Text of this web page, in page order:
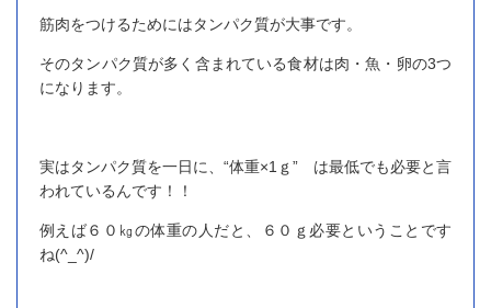
筋肉をつけるためにはタンパク質が大事です。
そのタンパク質が多く含まれている食材は肉・魚・卵の3つ
になります。
実はタンパク質を一日に、“体重×1ｇ” は最低でも必要と言
われているんです！！
例えば６０㎏の体重の人だと、６０ｇ必要ということです
ね(^_^)/